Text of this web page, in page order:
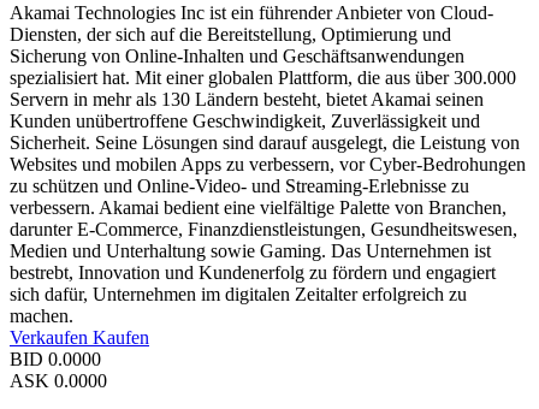
Akamai Technologies Inc ist ein führender Anbieter von Cloud-
Diensten, der sich auf die Bereitstellung, Optimierung und
Sicherung von Online-Inhalten und Geschäftsanwendungen
spezialisiert hat. Mit einer globalen Plattform, die aus über 300.000
Servern in mehr als 130 Ländern besteht, bietet Akamai seinen
Kunden unübertroffene Geschwindigkeit, Zuverlässigkeit und
Sicherheit. Seine Lösungen sind darauf ausgelegt, die Leistung von
Websites und mobilen Apps zu verbessern, vor Cyber-Bedrohungen
zu schützen und Online-Video- und Streaming-Erlebnisse zu
verbessern. Akamai bedient eine vielfältige Palette von Branchen,
darunter E-Commerce, Finanzdienstleistungen, Gesundheitswesen,
Medien und Unterhaltung sowie Gaming. Das Unternehmen ist
bestrebt, Innovation und Kundenerfolg zu fördern und engagiert
sich dafür, Unternehmen im digitalen Zeitalter erfolgreich zu
machen.
Verkaufen Kaufen
BID 0.0000
ASK 0.0000